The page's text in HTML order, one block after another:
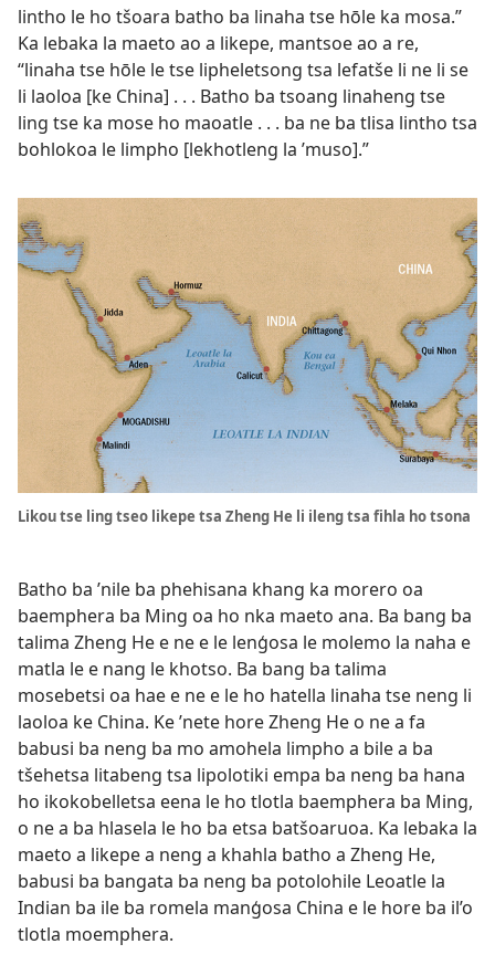
lintho le ho tšoara batho ba linaha tse hōle ka mosa.”
Ka lebaka la maeto ao a likepe, mantsoe ao a re,
“linaha tse hōle le tse lipheletsong tsa lefatše li ne li se
li laoloa [ke China] . . . Batho ba tsoang linaheng tse
ling tse ka mose ho maoatle . . . ba ne ba tlisa lintho tsa
bohlokoa le limpho [lekhotleng la ’muso].”
Likou tse ling tseo likepe tsa Zheng He li ileng tsa fihla ho tsona
Batho ba ’nile ba phehisana khang ka morero oa
baemphera ba Ming oa ho nka maeto ana. Ba bang ba
talima Zheng He e ne e le lenģosa le molemo la naha e
matla le e nang le khotso. Ba bang ba talima
mosebetsi oa hae e ne e le ho hatella linaha tse neng li
laoloa ke China. Ke ’nete hore Zheng He o ne a fa
babusi ba neng ba mo amohela limpho a bile a ba
tšehetsa litabeng tsa lipolotiki empa ba neng ba hana
ho ikokobelletsa eena le ho tlotla baemphera ba Ming,
o ne a ba hlasela le ho ba etsa batšoaruoa. Ka lebaka la
maeto a likepe a neng a khahla batho a Zheng He,
babusi ba bangata ba neng ba potolohile Leoatle la
Indian ba ile ba romela manģosa China e le hore ba il’o
tlotla moemphera.